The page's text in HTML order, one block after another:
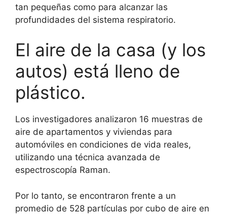
tan pequeñas como para alcanzar las
profundidades del sistema respiratorio.
El aire de la casa (y los
autos) está lleno de
plástico.
Los investigadores analizaron 16 muestras de
aire de apartamentos y viviendas para
automóviles en condiciones de vida reales,
utilizando una técnica avanzada de
espectroscopía Raman.
Por lo tanto, se encontraron frente a un
promedio de 528 partículas por cubo de aire en